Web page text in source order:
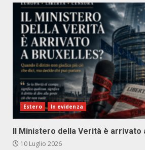
Estero In evidenza
Il Ministero della Verità è arrivato
10 Luglio 2026